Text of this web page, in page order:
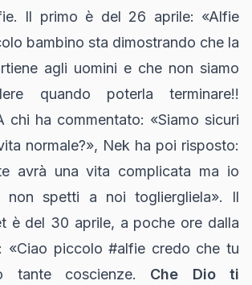
Il primo è del 26 aprile: «Alfie
bambino sta dimostrando che la
agli uomini e che non siamo
quando poterla terminare!!
chi ha commentato: «Siamo sicuri
normale?», Nek ha poi risposto:
avrà una vita complicata ma io
non spetti a noi togliergliela». Il
è del 30 aprile, a poche ore dalla
«Ciao piccolo #alfie credo che tu
tante coscienze. Che Dio ti